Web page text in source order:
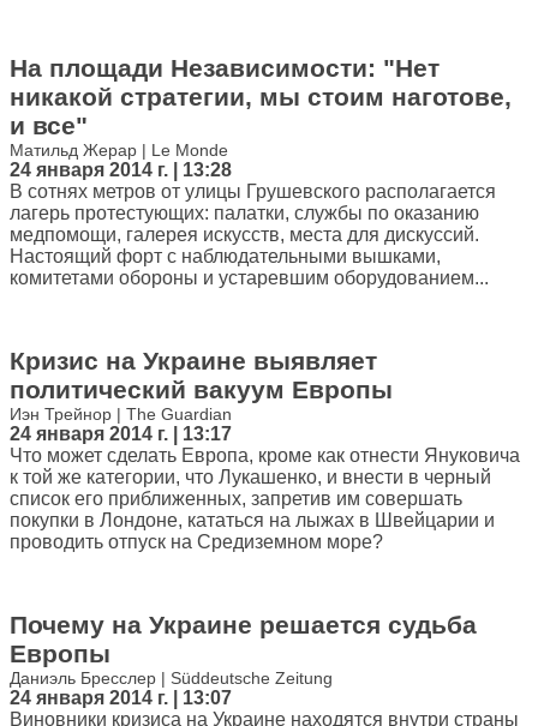
На площади Независимости: "Нет
никакой стратегии, мы стоим наготове,
и все"
Матильд Жерар | Le Monde
24 января 2014 г. | 13:28
В сотнях метров от улицы Грушевского располагается
лагерь протестующих: палатки, службы по оказанию
медпомощи, галерея искусств, места для дискуссий.
Настоящий форт с наблюдательными вышками,
комитетами обороны и устаревшим оборудованием...
Кризис на Украине выявляет
политический вакуум Европы
Иэн Трейнор | The Guardian
24 января 2014 г. | 13:17
Что может сделать Европа, кроме как отнести Януковича
к той же категории, что Лукашенко, и внести в черный
список его приближенных, запретив им совершать
покупки в Лондоне, кататься на лыжах в Швейцарии и
проводить отпуск на Средиземном море?
Почему на Украине решается судьба
Европы
Даниэль Бресслер | Süddeutsche Zeitung
24 января 2014 г. | 13:07
Виновники кризиса на Украине находятся внутри страны